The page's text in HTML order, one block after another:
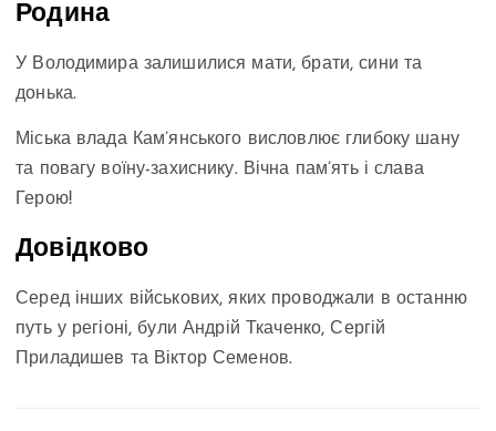
Родина
У Володимира залишилися мати, брати, сини та
донька.
Міська влада Кам’янського висловлює глибоку шану
та повагу воїну-захиснику. Вічна пам’ять і слава
Герою!
Довідково
Серед інших військових, яких проводжали в останню
путь у регіоні, були Андрій Ткаченко, Сергій
Приладишев та Віктор Семенов.